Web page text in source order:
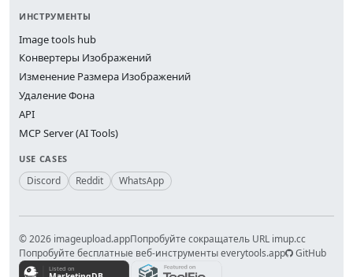
ИНСТРУМЕНТЫ
Image tools hub
Конвертеры Изображений
Изменение Размера Изображений
Удаление Фона
API
MCP Server (AI Tools)
USE CASES
Discord Reddit WhatsApp
© 2026 imageupload.appПопробуйте сокращатель URL imup.cc
Попробуйте бесплатные веб-инструменты everytools.app
GitHub